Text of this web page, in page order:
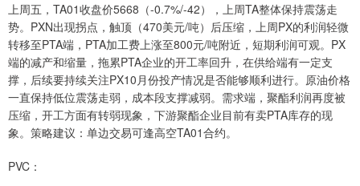
上周五，TA01收盘价5668（-0.7%/-42），上周TA整体保持震荡走
势。PXN出现拐点，触顶（470美元/吨）后压缩，上周PX的利润轻微
转移至PTA端，PTA加工费上涨至800元/吨附近，短期利润可观。PX
端的减产和缩量，拖累PTA企业的开工率回升，在供给端有一定支
撑，后续要持续关注PX10月份投产情况是否能够顺利进行。原油价格
一直保持低位震荡走弱，成本段支撑减弱。需求端，聚酯利润再度被
压缩，开工方面有转弱现象，下游聚酯企业目前有卖PTA库存的现
象。策略建议：单边交易可逢高空TA01合约。
PVC：